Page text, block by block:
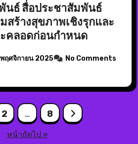
นธ์ สื่อประชาสัมพันธ์
สร้างสุขภาพเชิงรุกและ
คลอดก่อนกำหนด
พฤศจิกายน 2025 No Comments
2 … 8
หน้าถัดไป »